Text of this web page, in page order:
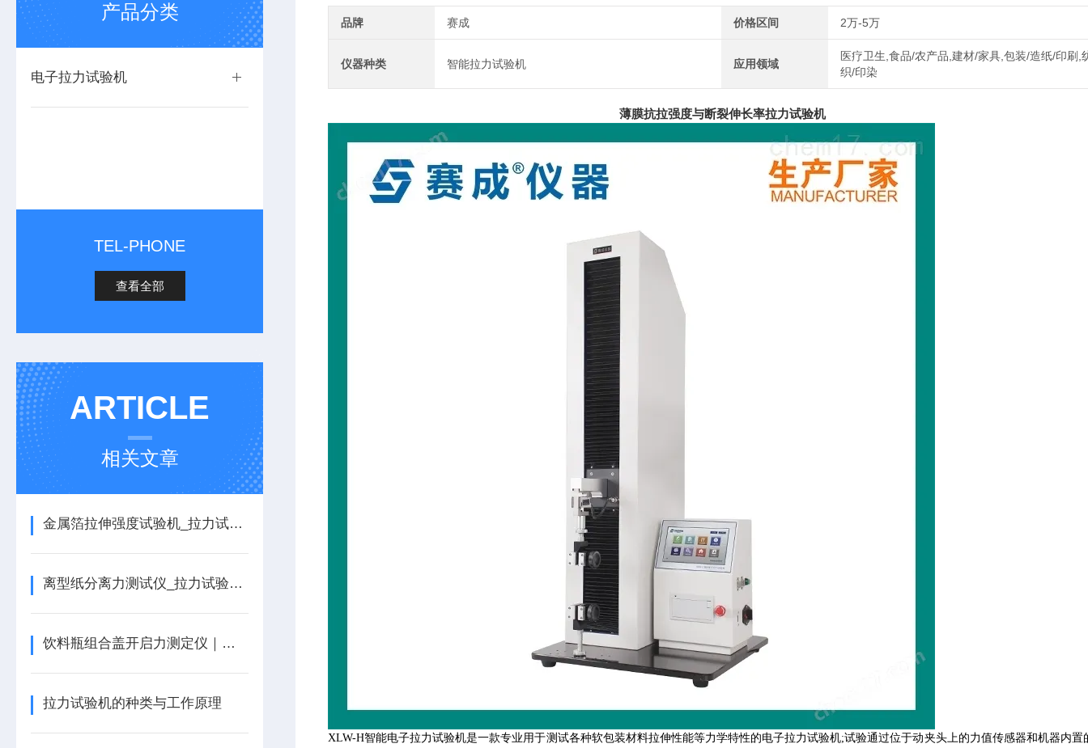
产品分类
电子拉力试验机
TEL-PHONE
查看全部
ARTICLE
相关文章
金属箔拉伸强度试验机_拉力试验机的详细介绍
离型纸分离力测试仪_拉力试验机的详细介绍
饮料瓶组合盖开启力测定仪｜拉力试验机
拉力试验机的种类与工作原理
品牌 赛成 价格区间 2万-5万
仪器种类 智能拉力试验机 应用领域
医疗卫生,食品/农产品,建材/家具,包装/造纸/印刷,
织/印染
薄膜抗拉强度与断裂伸长率拉力试验机
XLW-H智能电子拉力试验机是一款专业用于测试各种软包装材料拉伸性能等力学特性的电子拉力试验机;试验通过位于动夹头上的力值传感器和机器内置